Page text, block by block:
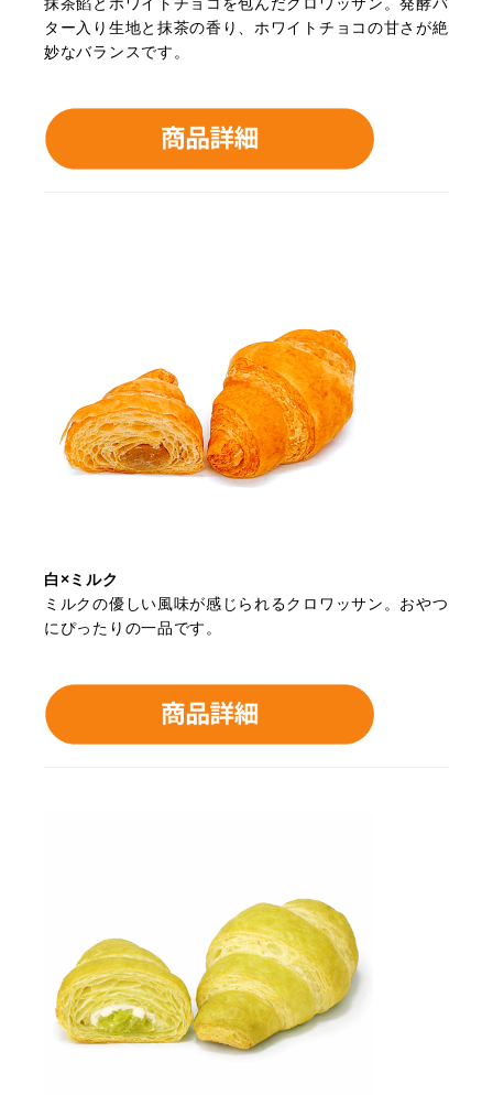
ター入り生地と抹茶の香り、ホワイトチョコの甘さが絶
妙なバランスです。
白×ミルク
ミルクの優しい風味が感じられるクロワッサン。おやつ
にぴったりの一品です。